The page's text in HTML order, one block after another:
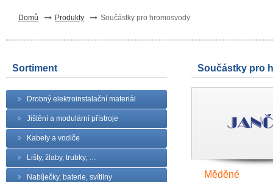
Domů Produkty Součástky pro hromosvody
Sortiment
Drobný elektroinstalační materiál
Jištění a modulární přístroje
Kabely a vodiče
Lišty, žlaby, trubky, …
Nabíječky, baterie, svítilny
Součástky pro
Měděné